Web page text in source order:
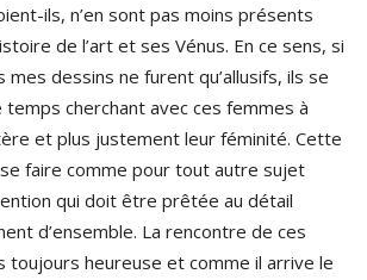
ils, n’en sont pas moins présents
de l’art et ses Vénus. En ce sens, si
dessins ne furent qu’allusifs, ils se
cherchant avec ces femmes à
et plus justement leur féminité. Cette
faire comme pour tout autre sujet
qui doit être prêtée au détail
d’ensemble. La rencontre de ces
toujours heureuse et comme il arrive le